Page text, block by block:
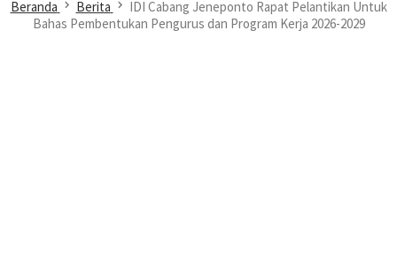
Beranda Berita
IDI Cabang Jeneponto Rapat Pelantikan Untuk
Bahas Pembentukan Pengurus dan Program Kerja 2026-2029